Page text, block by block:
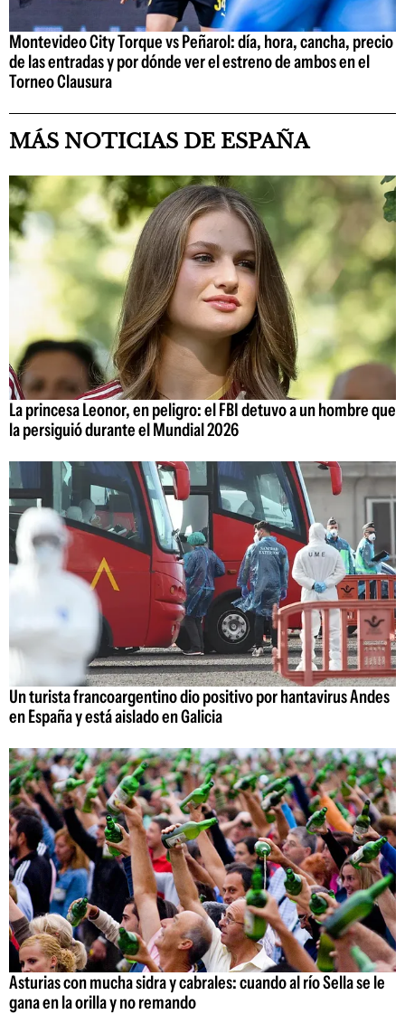
Montevideo City Torque vs Peñarol: día, hora, cancha, precio
de las entradas y por dónde ver el estreno de ambos en el
Torneo Clausura
MÁS NOTICIAS DE ESPAÑA
La princesa Leonor, en peligro: el FBI detuvo a un hombre que
la persiguió durante el Mundial 2026
Un turista francoargentino dio positivo por hantavirus Andes
en España y está aislado en Galicia
Asturias con mucha sidra y cabrales: cuando al río Sella se le
gana en la orilla y no remando